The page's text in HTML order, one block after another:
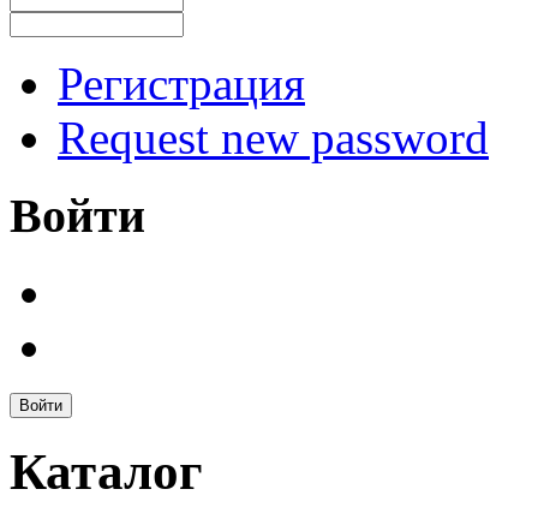
Регистрация
Request new password
Войти
Войти
Каталог